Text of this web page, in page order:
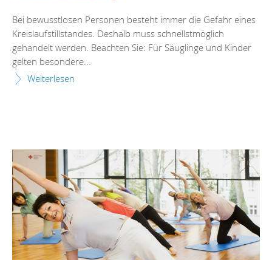
Bei bewusstlosen Personen besteht immer die Gefahr eines
Kreislaufstillstandes. Deshalb muss schnellstmöglich
gehandelt werden. Beachten Sie: Für Säuglinge und Kinder
gelten besondere...
Weiterlesen